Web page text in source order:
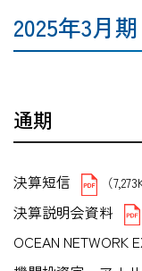
2025年3月期
通期
決算短信 （
決算説明会資料
OCEAN NETWORK